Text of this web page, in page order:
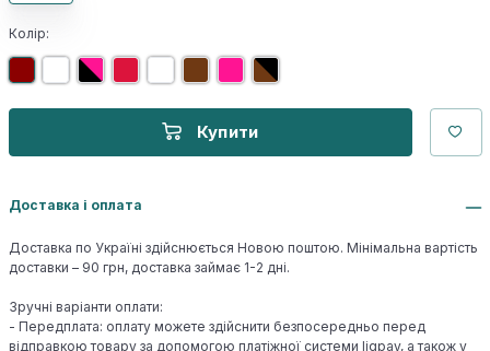
Колір:
Купити
Доставка і оплата
Доставка по Україні здійснюється Новою поштою. Мінімальна вартість
доставки – 90 грн, доставка займає 1-2 дні.
Зручні варіанти оплати:
- Передплата: оплату можете здійснити безпосередньо перед
відправкою товару за допомогою платіжної системи liqpay, а також у